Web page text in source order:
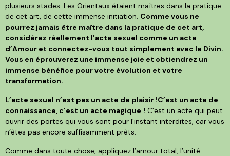
plusieurs stades. Les Orientaux étaient maîtres dans la pratique
de cet art, de cette immense initiation. Comme vous ne
pourrez jamais être maître dans la pratique de cet art,
considérez réellement l’acte sexuel comme un acte
d’Amour et connectez-vous tout simplement avec le Divin.
Vous en éprouverez une immense joie et obtiendrez un
immense bénéfice pour votre évolution et votre
transformation.
L’acte sexuel n’est pas un acte de plaisir !C’est un acte de
connaissance, c’est un acte magique ! C’est un acte qui peut
ouvrir des portes qui vous sont pour l’instant interdites, car vous
n’êtes pas encore suffisamment prêts.
Comme dans toute chose, appliquez l’amour total, l’unité